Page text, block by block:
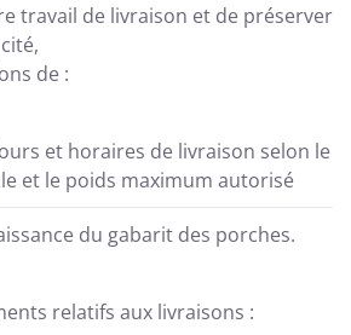
travail de livraison et de préserver
de :
et horaires de livraison selon le
et le poids maximum autorisé
du gabarit des porches.
relatifs aux livraisons :